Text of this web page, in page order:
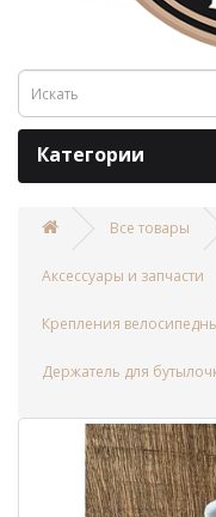
Категории
Все товары
Аксессуары и запчасти
Крепления
Держатель для